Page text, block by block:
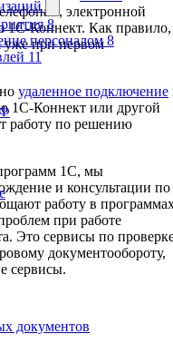
8
персоналом 8
11
документов
электронной
1С-Коннект. Как правило,
уже при первом
удаленное подключение
1С-Коннект или другой
работу по решению
1С, мы
и консультации по
работу в
при работе
Это сервисы по
документообороту,
сервисы.